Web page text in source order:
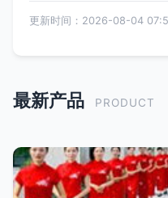
更新时间：2026-08-04
最新产品 PRODUCT